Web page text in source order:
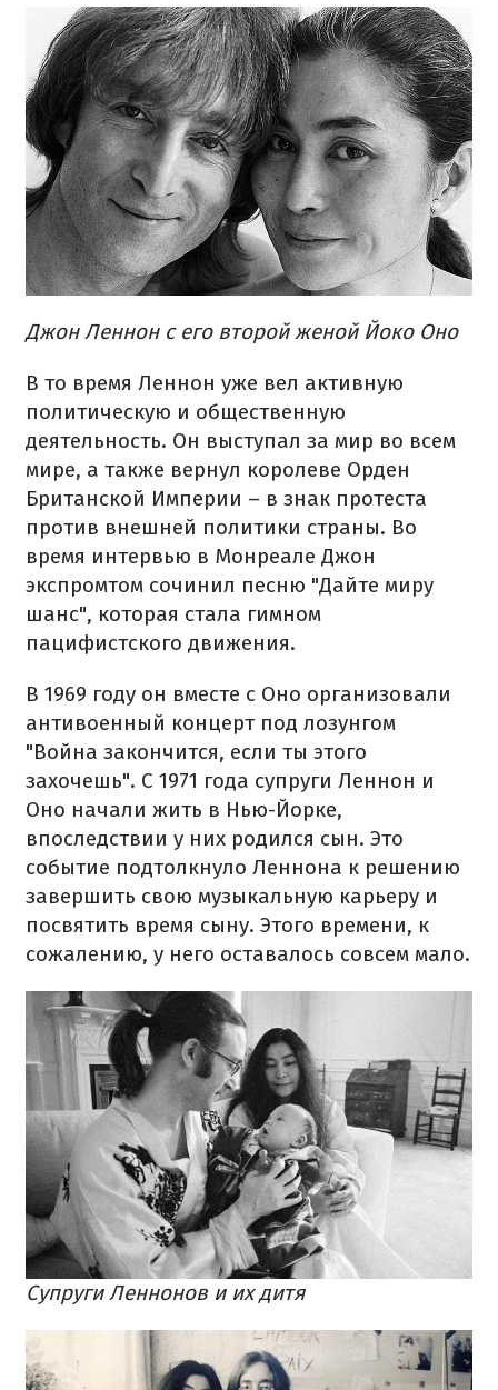
Джон Леннон с его второй женой Йоко Оно
В то время Леннон уже вел активную
политическую и общественную
деятельность. Он выступал за мир во всем
мире, а также вернул королеве Орден
Британской Империи – в знак протеста
против внешней политики страны. Во
время интервью в Монреале Джон
экспромтом сочинил песню "Дайте миру
шанс", которая стала гимном
пацифистского движения.
В 1969 году он вместе с Оно организовали
антивоенный концерт под лозунгом
"Война закончится, если ты этого
захочешь". С 1971 года супруги Леннон и
Оно начали жить в Нью-Йорке,
впоследствии у них родился сын. Это
событие подтолкнуло Леннона к решению
завершить свою музыкальную карьеру и
посвятить время сыну. Этого времени, к
сожалению, у него оставалось совсем мало.
Супруги Леннонов и их дитя